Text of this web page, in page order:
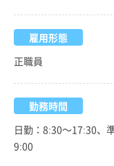
雇用形態
正職員
勤務時間
日勤：8:30～17:30、
9:00